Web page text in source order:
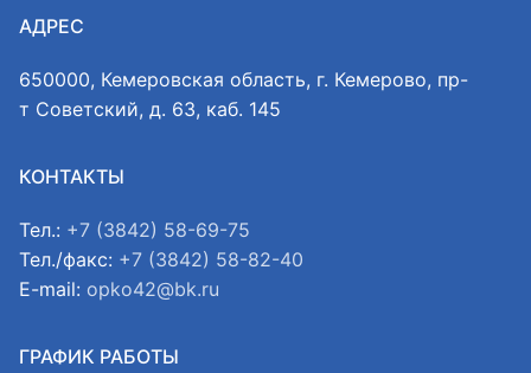
АДРЕС
650000, Кемеровская область, г. Кемерово, пр-
т Советский, д. 63, каб. 145
КОНТАКТЫ
Тел.: +7 (3842) 58-69-75
Тел./факс: +7 (3842) 58-82-40
E-mail: opko42@bk.ru
ГРАФИК РАБОТЫ